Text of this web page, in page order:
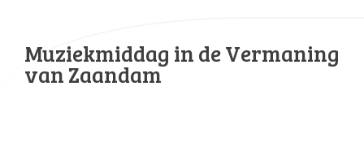
Muziekmiddag in de Vermaning
van Zaandam